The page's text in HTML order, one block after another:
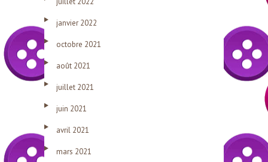
janvier 2022
octobre 2021
août 2021
juillet 2021
juin 2021
avril 2021
mars 2021